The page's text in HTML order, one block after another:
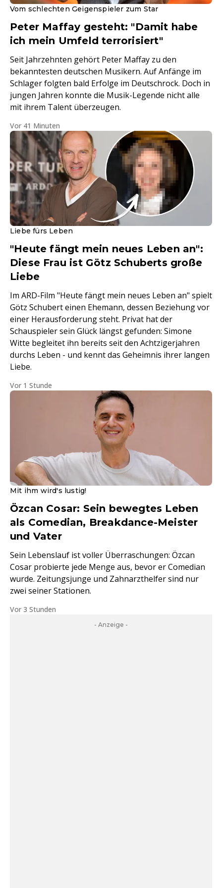
Vom schlechten Geigenspieler zum Star
Peter Maffay gesteht: "Damit habe
ich mein Umfeld terrorisiert"
Seit Jahrzehnten gehört Peter Maffay zu den
bekanntesten deutschen Musikern. Auf Anfänge im
Schlager folgten bald Erfolge im Deutschrock. Doch in
jungen Jahren konnte die Musik-Legende nicht alle
mit ihrem Talent überzeugen.
Vor 41 Minuten
Liebe fürs Leben
"Heute fängt mein neues Leben an":
Diese Frau ist Götz Schuberts große
Liebe
Im ARD-Film "Heute fängt mein neues Leben an" spielt
Götz Schubert einen Ehemann, dessen Beziehung vor
einer Herausforderung steht. Privat hat der
Schauspieler sein Glück längst gefunden: Simone
Witte begleitet ihn bereits seit den Achtzigerjahren
durchs Leben - und kennt das Geheimnis ihrer langen
Liebe.
Vor 1 Stunde
Mit ihm wird's lustig!
Özcan Cosar: Sein bewegtes Leben
als Comedian, Breakdance-Meister
und Vater
Sein Lebenslauf ist voller Überraschungen: Özcan
Cosar probierte jede Menge aus, bevor er Comedian
wurde. Zeitungsjunge und Zahnarzthelfer sind nur
zwei seiner Stationen.
Vor 3 Stunden
- Anzeige -